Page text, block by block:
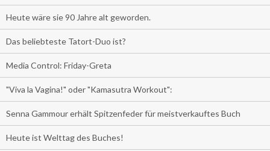
Heute wäre sie 90 Jahre alt geworden.
Das beliebteste Tatort-Duo ist?
Media Control: Friday-Greta
"Viva la Vagina!" oder "Kamasutra Workout":
Senna Gammour erhält Spitzenfeder für meistverkauftes Buch
Heute ist Welttag des Buches!